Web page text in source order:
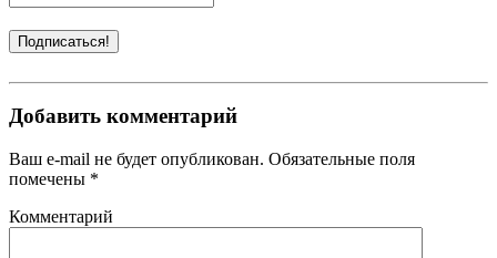
Добавить комментарий
Ваш e-mail не будет опубликован. Обязательные поля
помечены *
Комментарий